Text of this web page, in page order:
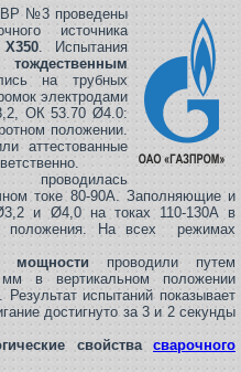
№3 проведены
источника
. Испытания
на трубных
электродами
ОК 53.70 Ø4.0:
положении.
аттестованные
токе 80-90А. Заполняющие и
и Ø4,0 на токах 110-130А в
положения. На всех режимах
мощности проводили путем
в вертикальном положении
испытаний показывает
достигнуто за 3 и 2 секунды
свойства сварочного